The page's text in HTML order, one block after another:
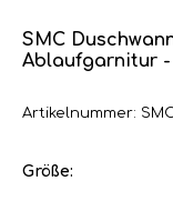
SMC
Ablaufgarnitur -
Artikelnummer:
Größe: